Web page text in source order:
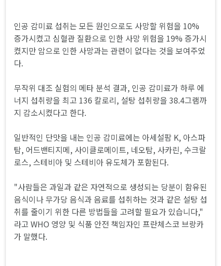
인공 감미료 섭취는 모든 원인으로도 사망할 위험을 10%
증가시켰고 심혈관 질환으로 인한 사망 위험을 19% 증가시
켰지만 암으로 인한 사망과는 관련이 없다는 것을 보여주었
다.
무작위 대조 실험의 메타 분석 결과, 인공 감미료가 하루 에
너지 섭취량을 최고 136 칼로리, 설탕 섭취량을 38.4그램까
지 감소시켰다고 한다.
일반적인 단맛을 내는 인공 감미료에는 아세설팜 K, 아스파
탐, 어드밴티지메, 사이클로메이트, 네오탐, 사카린, 수크랄
로스, 스테비아 및 스테비아 유도체가 포함된다.
"사람들은 과일과 같은 자연적으로 생성되는 당분이 함유된
음식이나 무가당 음식과 음료를 섭취하는 것과 같은 설탕 섭
취를 줄이기 위한 다른 방법들을 고려할 필요가 있습니다,"
라고 WHO 영양 및 식품 안전 책임자인 프란체스코 브랑카
가 말했다.